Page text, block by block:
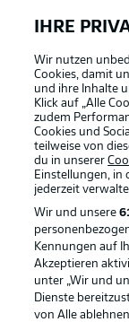
Rechtliche
IHRE
Wir nutzen
Cookies, damit
und ihre Inhalte
Klick auf „Alle
zudem
Cookies und
teilweise von
du in unserer
Einstellungen, in
jederzeit
Wir und unsere
Kennungen auf
Akzeptieren
unter „Wir und
Dienste
von Alle